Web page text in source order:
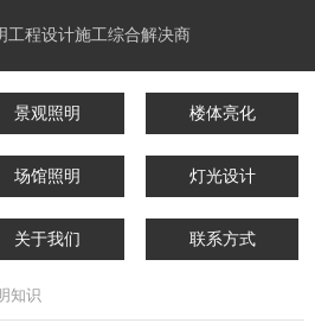
工程设计施工综合解决商
景观照明 楼体亮化
场馆照明 灯光设计
关于我们 联系方式
知识